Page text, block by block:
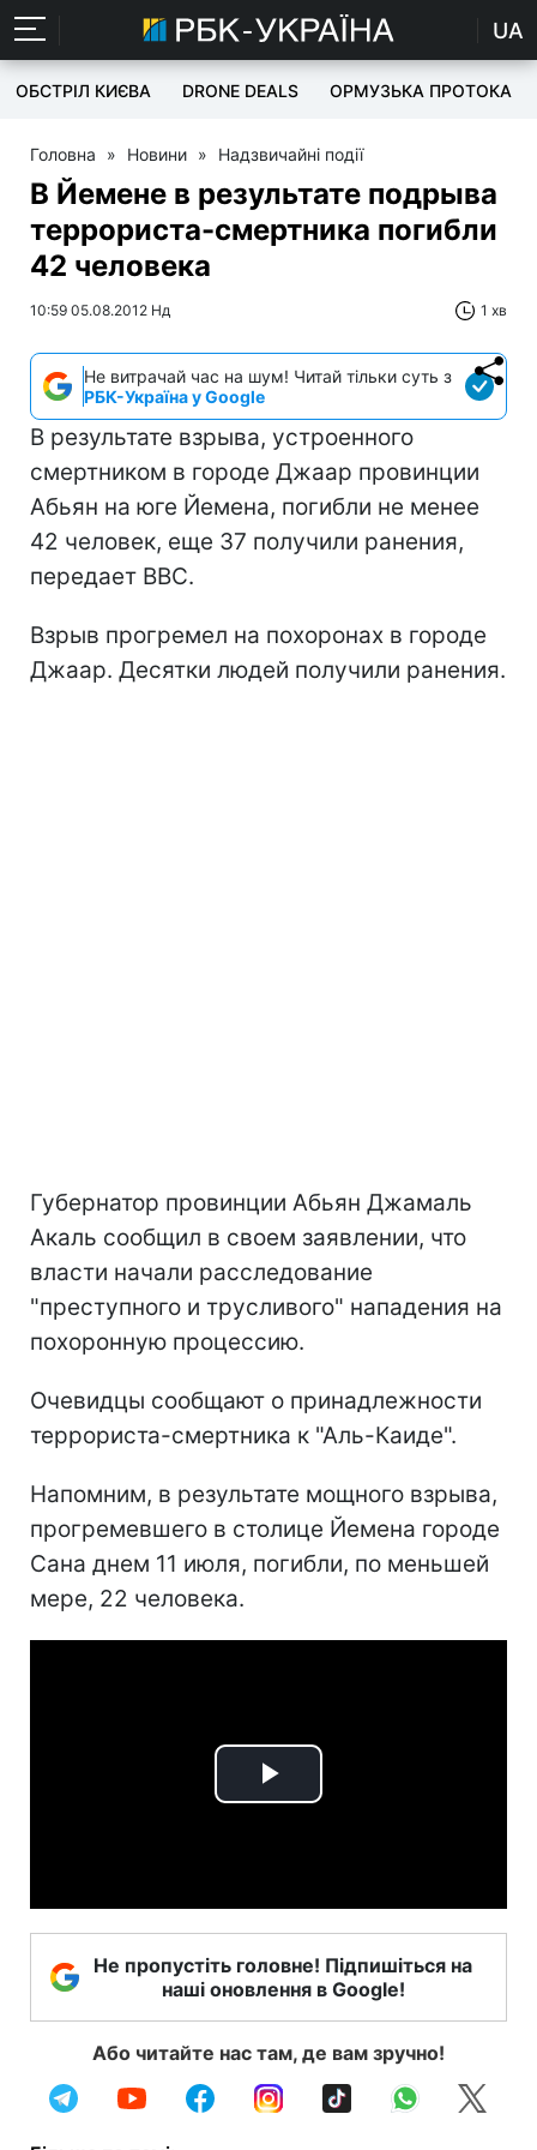
UA
ОБСТРІЛ КИЄВА DRONE DEALS ОРМУЗЬКА ПРОТОКА
Головна » Новини » Надзвичайні події
В Йемене в результате подрыва
террориста-смертника погибли
42 человека
10:59 05.08.2012 Нд 1 хв
Не витрачай час на шум! Читай тільки суть з
РБК-Україна у Google
В результате взрыва, устроенного
смертником в городе Джаар провинции
Абьян на юге Йемена, погибли не менее
42 человек, еще 37 получили ранения,
передает BBC.
Взрыв прогремел на похоронах в городе
Джаар. Десятки людей получили ранения.
Губернатор провинции Абьян Джамаль
Акаль сообщил в своем заявлении, что
власти начали расследование
"преступного и трусливого" нападения на
похоронную процессию.
Очевидцы сообщают о принадлежности
террориста-смертника к "Аль-Каиде".
Напомним, в результате мощного взрыва,
прогремевшего в столице Йемена городе
Сана днем 11 июля, погибли, по меньшей
мере, 22 человека.
Play
Не пропустіть головне! Підпишіться на
наші оновлення в Google!
Або читайте нас там, де вам зручно!